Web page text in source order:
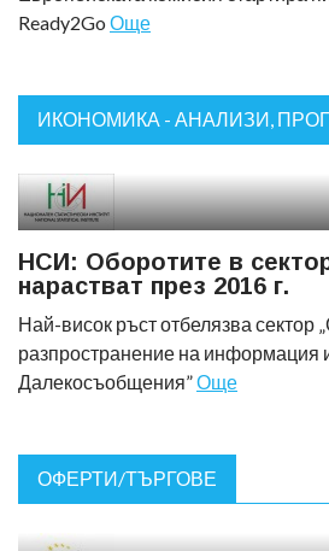
Ready2Go Още
ИКОНОМИКА - АНАЛИЗИ,
НСИ: Оборотите в
нарастват през 2016 г.
Най-висок ръст отбелязва сектор
разпространение на информация
Далекосъобщения”Още
ОФЕРТИ/ТЪРГОВЕ